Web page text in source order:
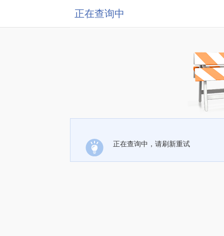
正在查询中
正在查询中，请刷新重试